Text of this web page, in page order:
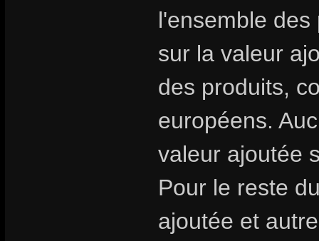
l'ensemble
sur la valeur
des produits,
européens.
valeur ajoutée
Pour le reste
ajoutée et